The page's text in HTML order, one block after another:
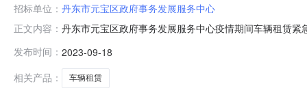
招标单位： 丹东市元宝区政府事务发展服务中心
正文内容： 丹东市元宝区政府事务发展服务中心疫情期间车辆租赁
障人民群众的身体健康和生命安全，按照辽宁省财政厅
丹东市元宝区政府事务
发布时间： 2023-09-18
相关产品：
车辆租赁